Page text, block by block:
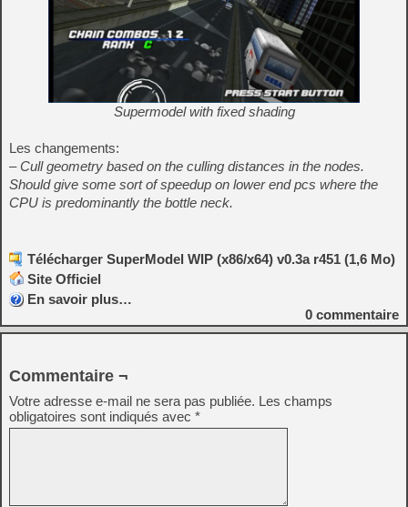
Supermodel with fixed shading
Les changements:
– Cull geometry based on the culling distances in the nodes.
Should give some sort of speedup on lower end pcs where the
CPU is predominantly the bottle neck.
Télécharger SuperModel WIP (x86/x64) v0.3a r451 (1,6 Mo)
Site Officiel
En savoir plus…
0 commentaire
Commentaire ¬
Votre adresse e-mail ne sera pas publiée. Les champs
obligatoires sont indiqués avec *